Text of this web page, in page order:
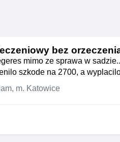
bez
mimo ze sprawa w
szkode na 2700, a
m. Katowice